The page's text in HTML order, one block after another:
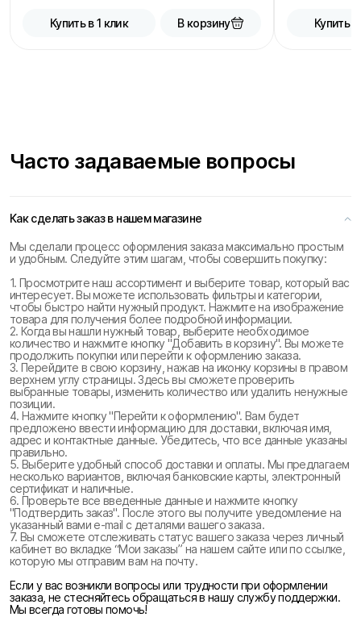
Купить в 1 клик В корзину Купить в
Часто задаваемые вопросы
Как сделать заказ в нашем магазине
Мы сделали процесс оформления заказа максимально простым
и удобным. Следуйте этим шагам, чтобы совершить покупку:
1. Просмотрите наш ассортимент и выберите товар, который вас
интересует. Вы можете использовать фильтры и категории,
чтобы быстро найти нужный продукт. Нажмите на изображение
товара для получения более подробной информации.
2. Когда вы нашли нужный товар, выберите необходимое
количество и нажмите кнопку "Добавить в корзину". Вы можете
продолжить покупки или перейти к оформлению заказа.
3. Перейдите в свою корзину, нажав на иконку корзины в правом
верхнем углу страницы. Здесь вы сможете проверить
выбранные товары, изменить количество или удалить ненужные
позиции.
4. Нажмите кнопку "Перейти к оформлению". Вам будет
предложено ввести информацию для доставки, включая имя,
адрес и контактные данные. Убедитесь, что все данные указаны
правильно.
5. Выберите удобный способ доставки и оплаты. Мы предлагаем
несколько вариантов, включая банковские карты, электронный
сертификат и наличные.
6. Проверьте все введенные данные и нажмите кнопку
"Подтвердить заказ". После этого вы получите уведомление на
указанный вами e-mail с деталями вашего заказа.
7. Вы сможете отслеживать статус вашего заказа через личный
кабинет во вкладке “Мои заказы” на нашем сайте или по ссылке,
которую мы отправим вам на почту.
Если у вас возникли вопросы или трудности при оформлении
заказа, не стесняйтесь обращаться в нашу службу поддержки.
Мы всегда готовы помочь!